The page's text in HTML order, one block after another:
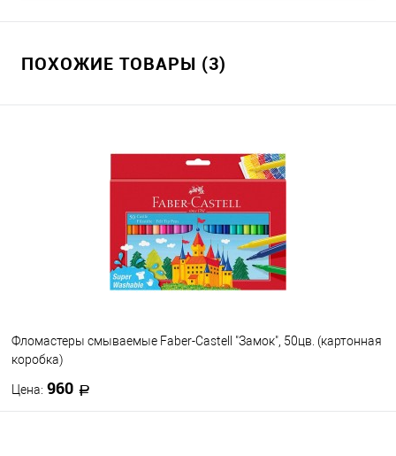
ПОХОЖИЕ ТОВАРЫ (3)
Фломастеры смываемые Faber-Castell "Замок", 50цв. (картонная
коробка)
Цена: 960